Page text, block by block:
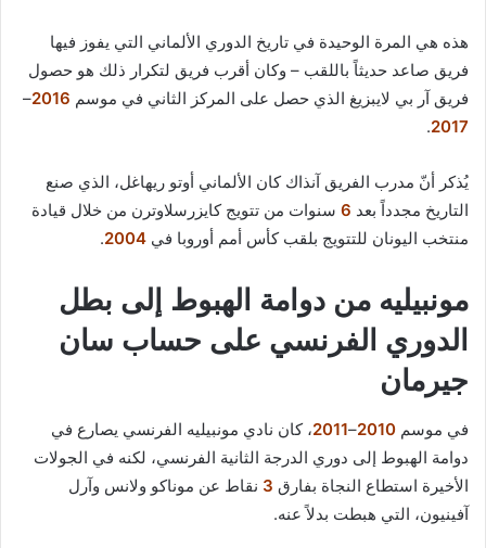
هذه هي المرة الوحيدة في تاريخ الدوري الألماني التي يفوز فيها
فريق صاعد حديثاً باللقب – وكان أقرب فريق لتكرار ذلك هو حصول
فريق آر بي لايبزيغ الذي حصل على المركز الثاني في موسم 2016
–
2017
.
يُذكر أنّ مدرب الفريق آنذاك كان الألماني أوتو ريهاغل، الذي صنع
التاريخ مجدداً بعد 6 سنوات من تتويج كايزرسلاوترن من خلال قيادة
منتخب اليونان للتتويج بلقب كأس أمم أوروبا في 2004
.
مونبيليه من دوامة الهبوط إلى بطل
الدوري الفرنسي على حساب سان
جيرمان
في موسم 2010
–
2011، كان نادي مونبيليه الفرنسي يصارع في
دوامة الهبوط إلى دوري الدرجة الثانية الفرنسي، لكنه في الجولات
الأخيرة استطاع النجاة بفارق 3 نقاط عن موناكو ولانس وآرل
آفينيون، التي هبطت بدلاً عنه.